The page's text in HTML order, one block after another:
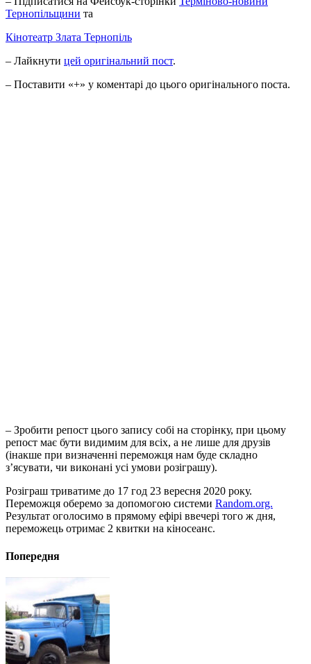
Тернопільщини та
Кінотеатр Злата Тернопіль
– Лайкнути цей оригінальний пост.
– Поставити «+» у коментарi до цього оригінального поста.
– Зробити репост цього запису собі на сторінку, при цьому
репост має бути видимим для всіх, а не лише для друзів
(інакше при визначенні переможця нам буде складно
з’ясувати, чи виконані усі умови розіграшу).
Розіграш триватиме до 17 год 23 вересня 2020 року.
Переможця оберемо за допомогою системи Random.org.
Результат оголосимо в прямому ефірі ввечері того ж дня,
переможець отримає 2 квитки на кіносеанс.
Попередня